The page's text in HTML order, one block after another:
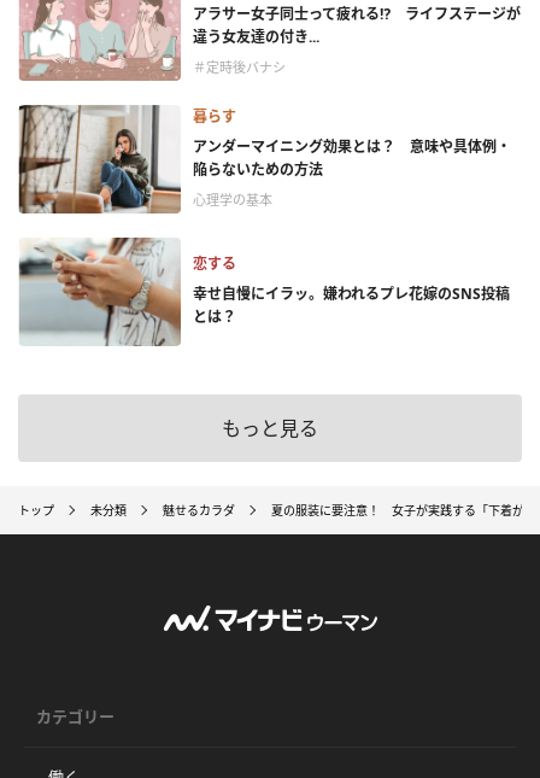
アラサー女子同士って疲れる⁉ ライフステージが
違う女友達の付き...
＃定時後バナシ
暮らす
アンダーマイニング効果とは？ 意味や具体例・
陥らないための方法
心理学の基本
恋する
幸せ自慢にイラッ。嫌われるプレ花嫁のSNS投稿
とは？
もっと見る
トップ 未分類 魅せるカラダ 夏の服装に要注意！ 女子が実践する「下着が透
カテゴリー